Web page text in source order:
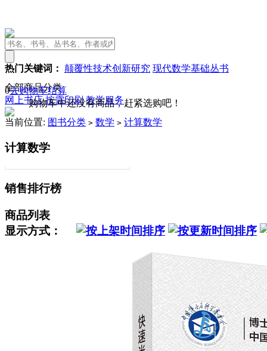
热门关键词： 颠覆性技术创新研究 现代数学基础丛书
0去购物车结算
购物车中还没有商品，赶紧选购吧！
全部商品分类
网上书店按需印刷 教学服务
当前位置: 图书分类 > 数学 > 计算数学
计算数学
销售排行榜
商品列表
显示方式：